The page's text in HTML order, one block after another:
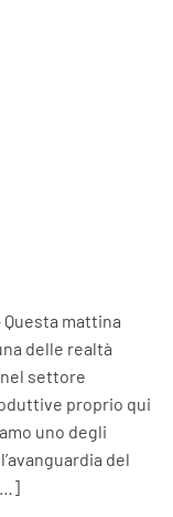
mattina
delle realtà
settore
proprio qui
uno degli
del